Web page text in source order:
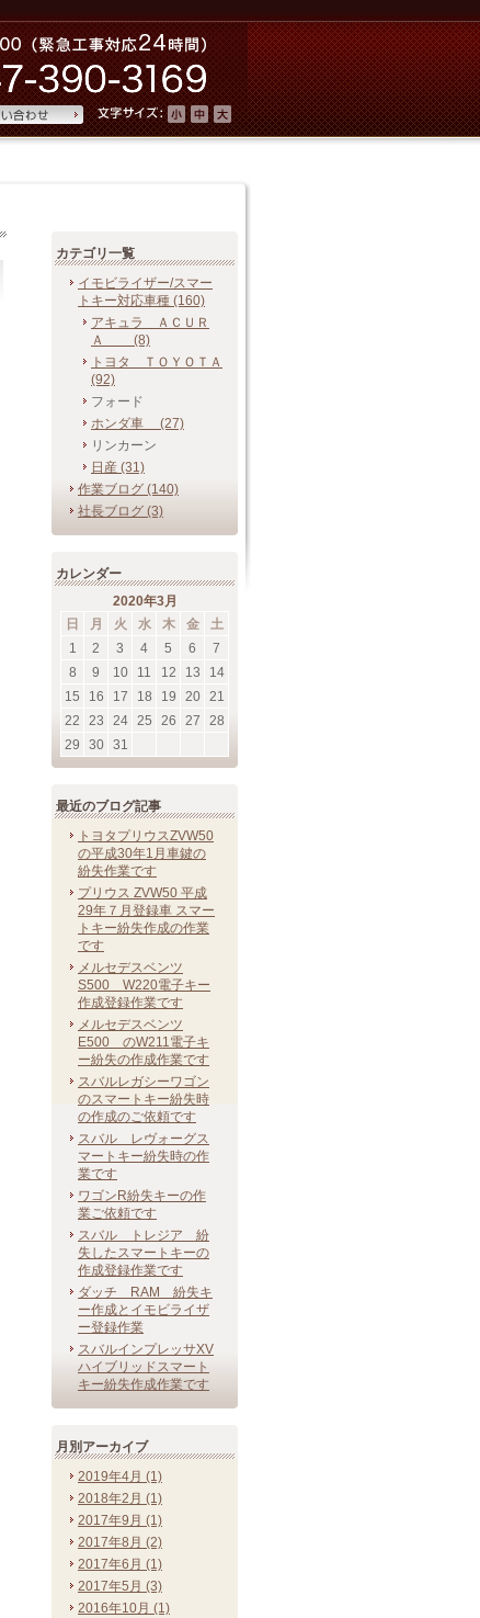
カテゴリ一覧
イモビライザー/スマー
トキー 対応車種 (160)
アキュラ ＡＣＵＲ
Ａ (8)
トヨタ ＴＯＹＯＴＡ
(92)
フォード
ホンダ車 (27)
リンカーン
日産 (31)
作業ブログ (140)
社長ブログ (3)
カレンダー
2020年3月
日
月 火 水 木 金
土
1
2 3 4 5 6
7
8
9 10 11 12 13
14
15
16 17 18 19 20
21
22
23 24 25 26 27
28
29
30 31
最近のブログ記事
トヨタプリウスZVW50
の平成30年1月車鍵の
紛失作業です
プリウス ZVW50 平成
29年７月登録車 スマー
トキー紛失作成の作業
です
メルセデスベンツ
S500 W220電子キー
作成登録作業です
メルセデスベンツ
E500 のW211電子キ
ー紛失の作成作業です
スバルレガシーワゴン
のスマートキー紛失時
の作成のご依頼です
スバル レヴォーグス
マートキー紛失時の作
業です
ワゴンR紛失キーの作
業ご依頼です
スバル トレジア 紛
失したスマートキーの
作成登録作業です
ダッチ RAM 紛失キ
ー作成とイモビライザ
ー登録作業
スバルインプレッサXV
ハイブリッドスマート
キー紛失作成作業です
月別アーカイブ
2019年4月 (1)
2018年2月 (1)
2017年9月 (1)
2017年8月 (2)
2017年6月 (1)
2017年5月 (3)
2016年10月 (1)